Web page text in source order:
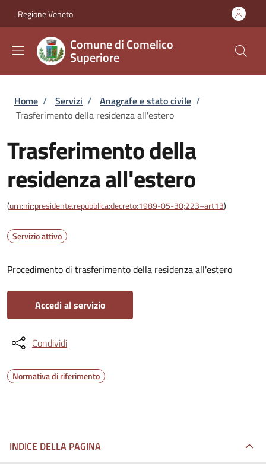
Regione Veneto
Comune di Comelico
Superiore
Briciole di pane
Home / Servizi / Anagrafe e stato civile /
Trasferimento della residenza all'estero
Trasferimento della
residenza all'estero
(urn:nir:presidente.repubblica:decreto:1989-05-30;223~art13)
Servizio attivo
Procedimento di trasferimento della residenza all'estero
Accedi al servizio
Condividi
Normativa di riferimento
INDICE DELLA PAGINA